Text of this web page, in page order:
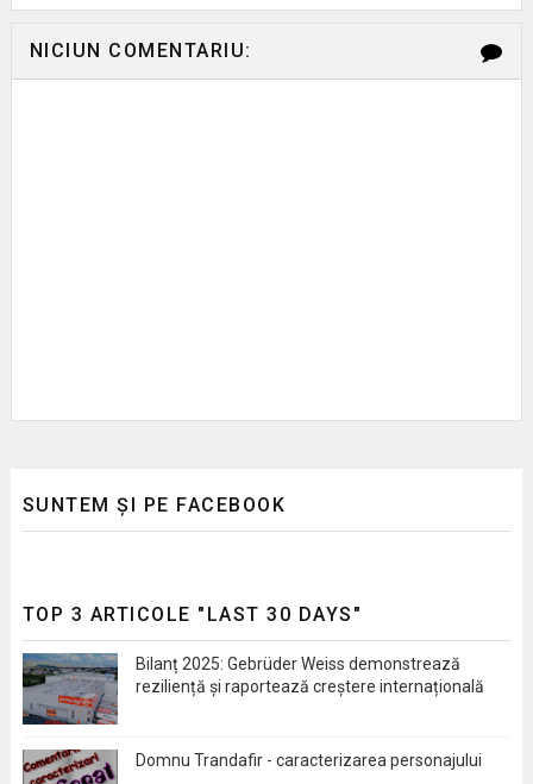
NICIUN COMENTARIU:
SUNTEM ȘI PE FACEBOOK
TOP 3 ARTICOLE "LAST 30 DAYS"
Bilanț 2025: Gebrüder Weiss demonstrează
reziliență și raportează creștere internațională
Domnu Trandafir - caracterizarea personajului